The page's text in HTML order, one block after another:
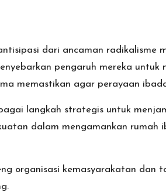
dari ancaman radikalisme
pengaruh mereka
memastikan agar perayaan
langkah strategis untuk
dalam mengamankan
organisasi kemasyarakatan dan